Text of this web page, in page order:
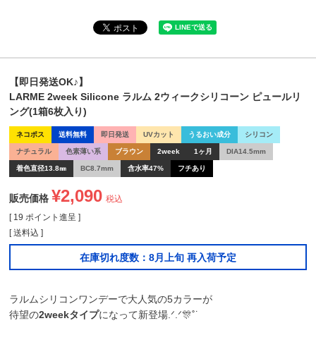
【即日発送OK♪】
LARME 2week Silicone ラルム 2ウィークシリコーン ピュールリ
ング(1箱6枚入り)
ネコポス 送料無料 即日発送 UVカット うるおい成分 シリコン
ナチュラル 色素薄い系 ブラウン 2week 1ヶ月 DIA14.5mm
着色直径13.8㎜ BC8.7mm 含水率47% フチあり
販売価格 ¥2,090 税込
[ 19 ポイント進呈 ]
送料込
在庫切れ度数：8月上旬 再入荷予定
ラルムシリコンワンデーで大人気の5カラーが
待望の2weekタイプになって新登場.ᐟ.ᐟ🎊˚˙